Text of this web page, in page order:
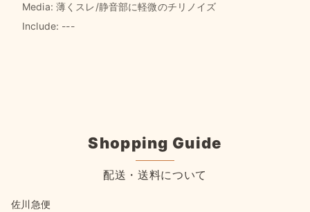
Media: 薄くスレ/静音部に軽微のチリノイズ
Include: ---
Shopping Guide
配送・送料について
佐川急便